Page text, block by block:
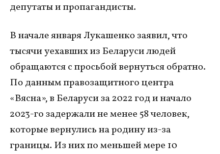
депутаты и пропагандисты.
В начале января Лукашенко заявил, что
тысячи уехавших из Беларуси людей
обращаются с просьбой вернуться обратно.
По данным правозащитного центра
«Вясна», в Беларуси за 2022 год и начало
2023-го задержали не менее 58 человек,
которые вернулись на родину из-за
границы. Из них по меньшей мере 10